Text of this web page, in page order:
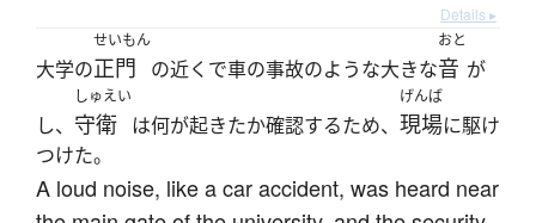
Details ▸
大学の
せいもん
正門 の近くで車の事故のような大きな
おと
音 が
し、
しゅえい
守衛 は何が起きたか確認するため、
げんば
現場に駆け
つけた。
A loud noise, like a car accident, was heard near